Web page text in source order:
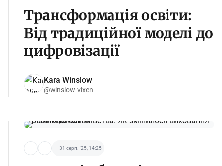
Трансформація освіти:
Від традиційної моделі до
цифровізації
Kara Winslow
@winslow-vixen
31 серп. '25, 14:25